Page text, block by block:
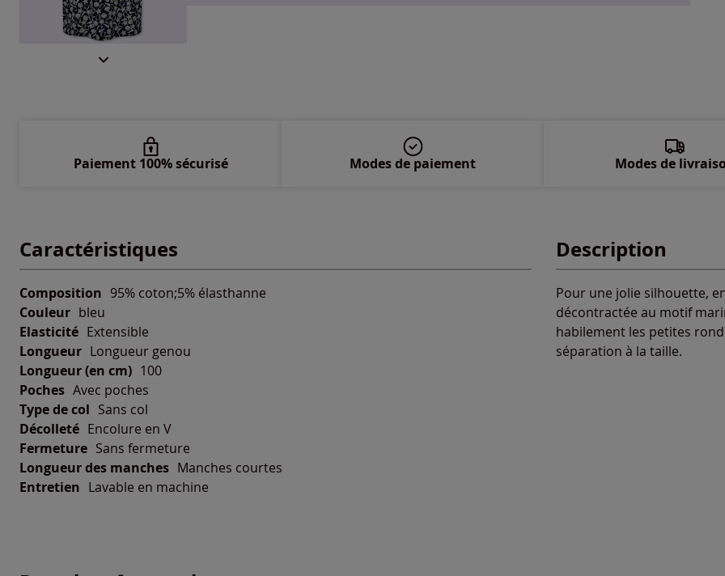
Caractéristiques
Composition 95% coton;5% élasthanne
Couleur bleu
Elasticité Extensible
Longueur Longueur genou
Longueur (en cm) 100
Poches Avec poches
Type de col Sans col
Décolleté Encolure en V
Fermeture Sans fermeture
Longueur des manches Manches courtes
Entretien Lavable en machine
Description
Pour une jolie silhouette,
décontractée au motif
habilement les petites
séparation à la taille.
Paiement 100% sécurisé Modes de paiement Modes de